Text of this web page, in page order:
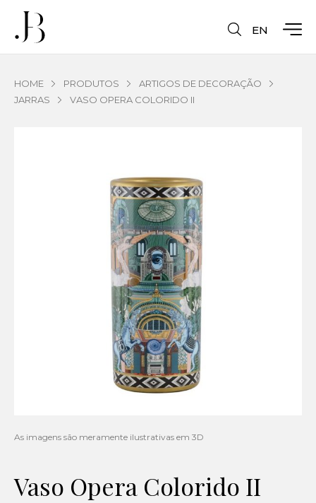
EN
HOME PRODUTOS
ARTIGOS DE DECORAÇÃO
JARRAS
VASO OPERA COLORIDO II
Vaso Opera Colorido II